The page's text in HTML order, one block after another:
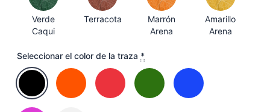
Verde
Caqui
Terracota
Marrón
Arena
Amarillo
Arena
Seleccionar el color de la traza *